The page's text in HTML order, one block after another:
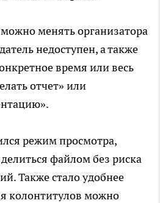
менять организатора
недоступен, а также
время или весь
отчет» или
режим просмотра,
файлом без риска
Также стало удобнее
колонтитулов можно